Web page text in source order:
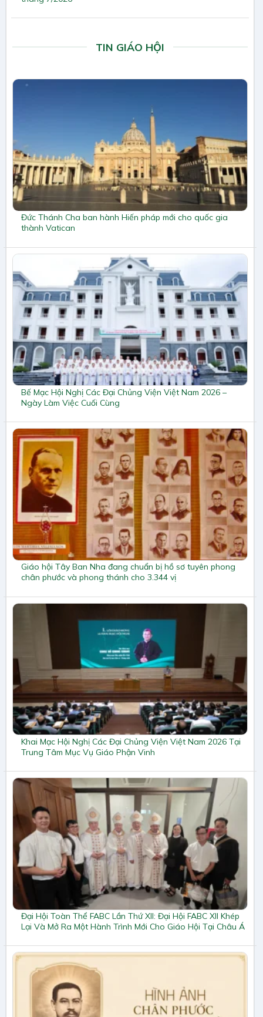
TIN GIÁO HỘI
Đức Thánh Cha ban hành Hiến pháp mới cho quốc gia
thành Vatican
Bế Mạc Hội Nghị Các Đại Chủng Viện Việt Nam 2026 –
Ngày Làm Việc Cuối Cùng
Giáo hội Tây Ban Nha đang chuẩn bị hồ sơ tuyên phong
chân phước và phong thánh cho 3.344 vị
Khai Mạc Hội Nghị Các Đại Chủng Viện Việt Nam 2026 Tại
Trung Tâm Mục Vụ Giáo Phận Vinh
Đại Hội Toàn Thể FABC Lần Thứ XII: Đại Hội FABC XII Khép
Lại Và Mở Ra Một Hành Trình Mới Cho Giáo Hội Tại Châu Á